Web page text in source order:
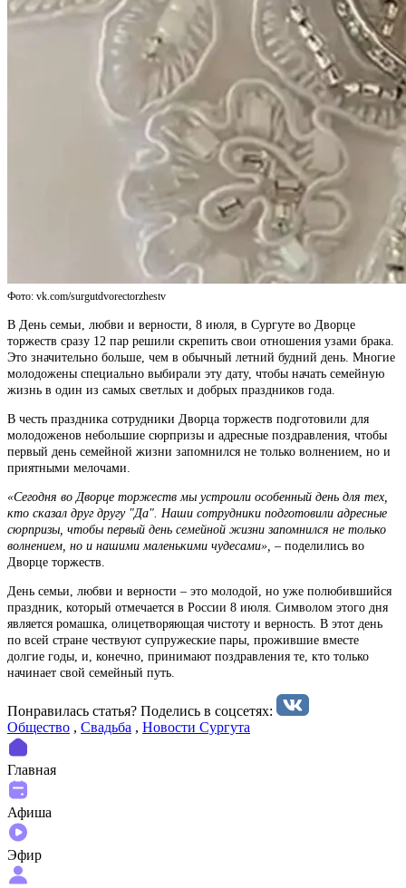
Фото: vk.com/surgutdvorectorzhestv
В День семьи, любви и верности, 8 июля, в Сургуте во Дворце
торжеств сразу 12 пар решили скрепить свои отношения узами брака.
Это значительно больше, чем в обычный летний будний день. Многие
молодожены специально выбирали эту дату, чтобы начать семейную
жизнь в один из самых светлых и добрых праздников года.
В честь праздника сотрудники Дворца торжеств подготовили для
молодоженов небольшие сюрпризы и адресные поздравления, чтобы
первый день семейной жизни запомнился не только волнением, но и
приятными мелочами.
«Сегодня во Дворце торжеств мы устроили особенный день для тех,
кто сказал друг другу "Да". Наши сотрудники подготовили адресные
сюрпризы, чтобы первый день семейной жизни запомнился не только
волнением, но и нашими маленькими чудесами», – поделились во
Дворце торжеств.
День семьи, любви и верности – это молодой, но уже полюбившийся
праздник, который отмечается в России 8 июля. Символом этого дня
является ромашка, олицетворяющая чистоту и верность. В этот день
по всей стране чествуют супружеские пары, прожившие вместе
долгие годы, и, конечно, принимают поздравления те, кто только
начинает свой семейный путь.
Понравилась статья? Поделиcь в соцсетях:
Общество , Свадьба , Новости Сургута
Главная
Афиша
Эфир